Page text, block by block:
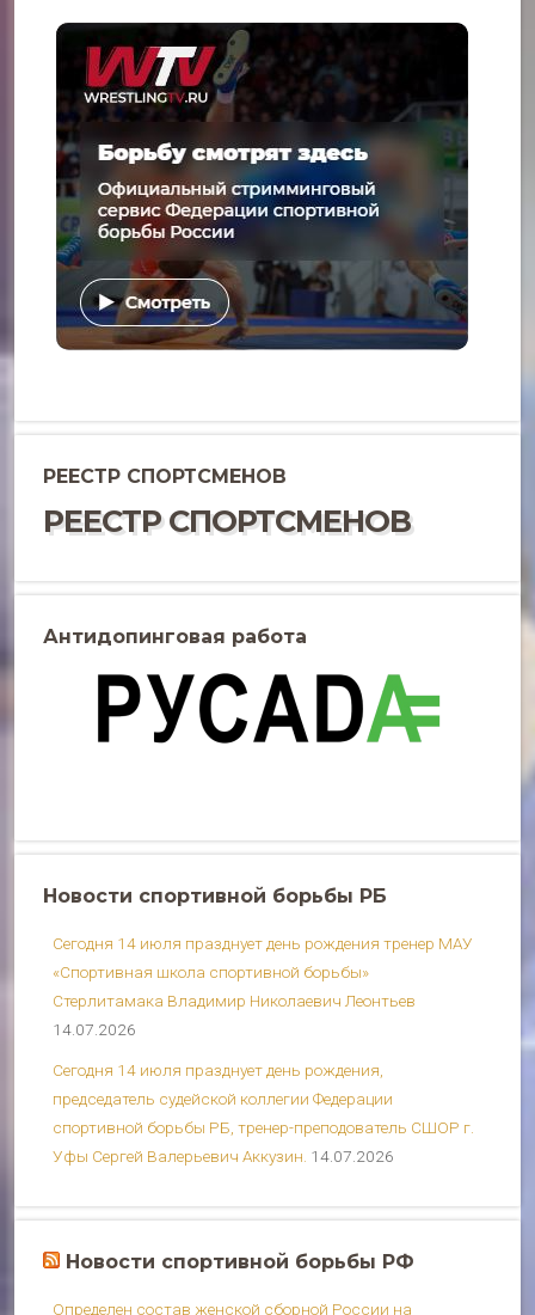
РЕЕСТР СПОРТСМЕНОВ
РЕЕСТР СПОРТСМЕНОВ
Антидопинговая работа
Новости спортивной борьбы РБ
Сегодня 14 июля празднует день рождения тренер МАУ
«Спортивная школа спортивной борьбы»
Стерлитамака Владимир Николаевич Леонтьев
14.07.2026
Сегодня 14 июля празднует день рождения,
председатель судейской коллегии Федерации
спортивной борьбы РБ, тренер-преподователь СШОР г.
Уфы Сергей Валерьевич Аккузин. 14.07.2026
Новости спортивной борьбы РФ
Определен состав женской сборной России на